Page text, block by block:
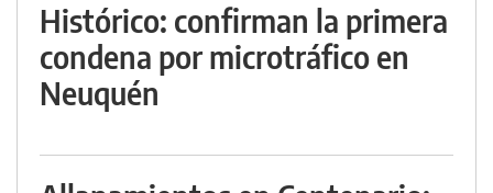
Histórico: confirman la primera
condena por microtráfico en
Neuquén